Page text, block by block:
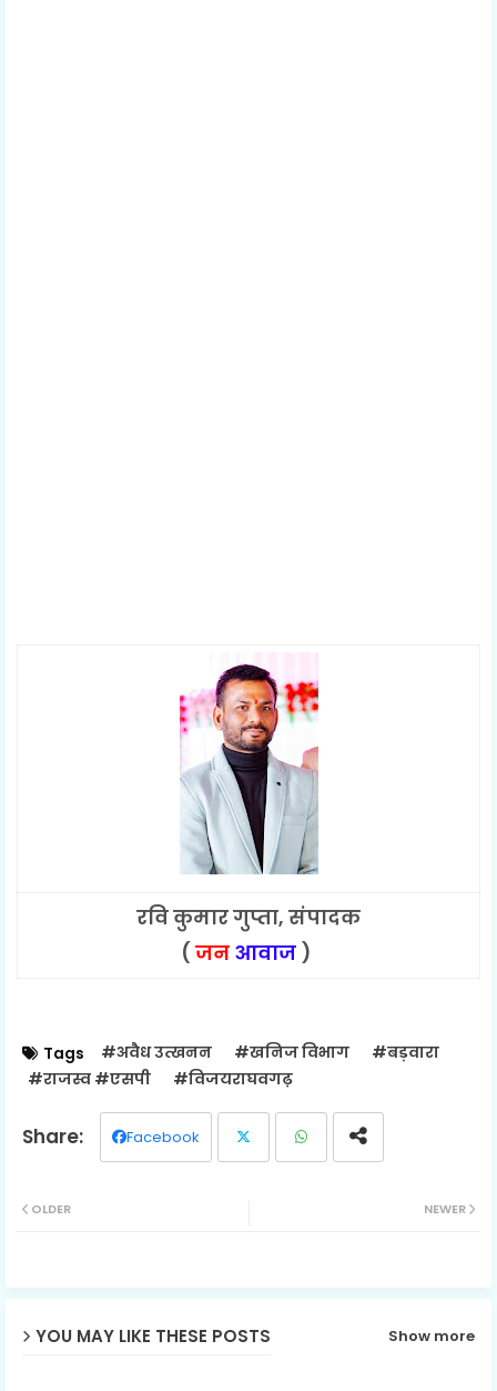
रवि कुमार गुप्ता, संपादक
( जन आवाज )
Tags #अवैध उत्खनन #खनिज विभाग
#बड़वारा
#राजस्व #एसपी
#विजयराघवगढ़
Facebook
NEWER
OLDER
YOU MAY LIKE THESE POSTS Show more